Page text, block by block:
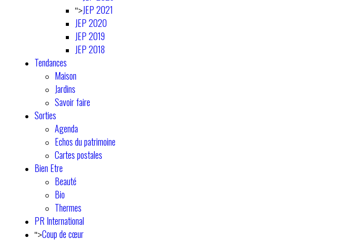
">JEP 2021
JEP 2020
JEP 2019
JEP 2018
Tendances
Maison
Jardins
Savoir faire
Sorties
Agenda
Echos du patrimoine
Cartes postales
Bien Etre
Beauté
Bio
Thermes
PR International
">Coup de cœur